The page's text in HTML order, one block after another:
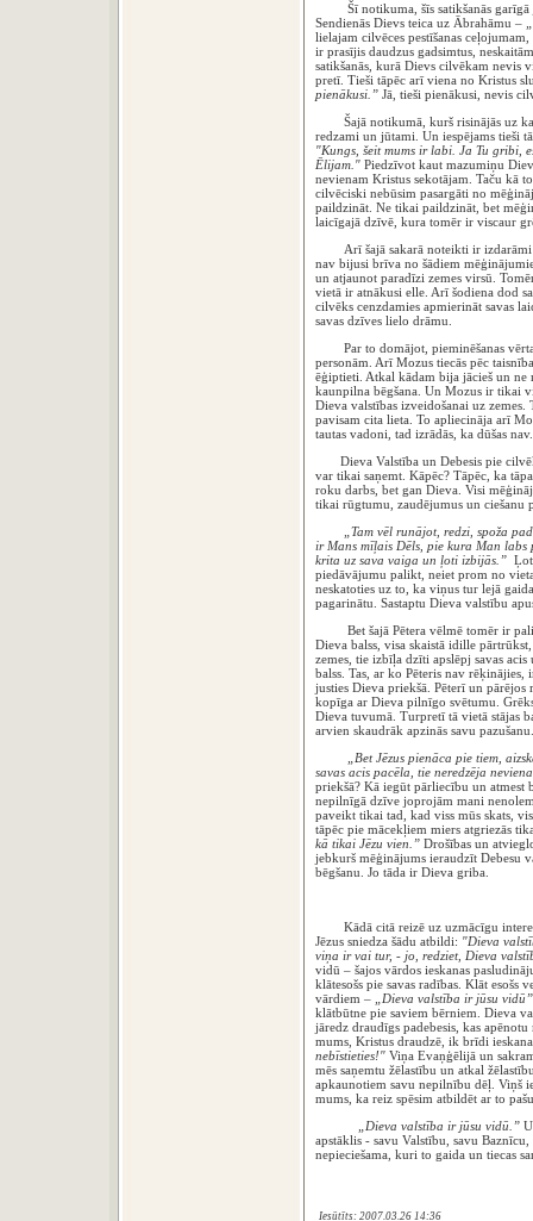
Šī notikuma, šīs satikšanās garīgā
Sendienās Dievs teica uz Ābrahāmu –
lielajam cilvēces pestīšanas
ir prasījis daudzus gadsimtus,
satikšanās, kurā Dievs cilvēkam nevis
pretī. Tieši tāpēc arī viena no Kristus
pienākusi.” Jā, tieši pienākusi, nevis
Šajā notikumā, kurš risinājās uz
redzami un jūtami. Un iespējams tieši
"Kungs, šeit mums ir labi. Ja Tu gribi,
Ēlijam." Piedzīvot kaut mazumiņu
nevienam Kristus sekotājam. Taču kā
cilvēciski nebūsim pasargāti no
paildzināt. Ne tikai paildzināt, bet
laicīgajā dzīvē, kura tomēr ir viscaur
Arī šajā sakarā noteikti ir izdarāmi
nav bijusi brīva no šādiem
un atjaunot paradīzi zemes virsū.
vietā ir atnākusi elle. Arī šodiena dod
cilvēks cenzdamies apmierināt savas
savas dzīves lielo drāmu.
Par to domājot, pieminēšanas vērta
personām. Arī Mozus tiecās pēc
ēģiptieti. Atkal kādam bija jācieš un
kaunpilna bēgšana. Un Mozus ir tikai
Dieva valstības izveidošanai uz
pavisam cita lieta. To apliecināja arī
tautas vadoni, tad izrādās, ka dūšas
Dieva Valstība un Debesis pie
var tikai saņemt. Kāpēc? Tāpēc, ka
roku darbs, bet gan Dieva. Visi
tikai rūgtumu, zaudējumus un ciešanu
„Tam vēl runājot, redzi, spoža
ir Mans mīļais Dēls, pie kura Man
krita uz sava vaiga un ļoti izbijās.”
piedāvājumu palikt, neiet prom no
neskatoties uz to, ka viņus tur lejā
pagarinātu. Sastaptu Dieva valstību
Bet šajā Pētera vēlmē tomēr ir
Dieva balss, visa skaistā idille
zemes, tie izbīļa dzīti apslēpj savas
balss. Tas, ar ko Pēteris nav
justies Dieva priekšā. Pēterī un
kopīga ar Dieva pilnīgo svētumu.
Dieva tuvumā. Turpretī tā vietā stājas
arvien skaudrāk apzinās savu
„Bet Jēzus pienāca pie tiem,
savas acis pacēla, tie neredzēja
priekšā? Kā iegūt pārliecību un atmest
nepilnīgā dzīve joprojām mani
paveikt tikai tad, kad viss mūs skats,
tāpēc pie mācekļiem miers atgriezās
kā tikai Jēzu vien.” Drošības un
jebkurš mēģinājums ieraudzīt Debesu
bēgšanu. Jo tāda ir Dieva griba.
Kādā citā reizē uz uzmācīgu
Jēzus sniedza šādu atbildi: "Dieva
viņa ir vai tur, - jo, redziet, Dieva
vidū – šajos vārdos ieskanas
klātesošs pie savas radības. Klāt
vārdiem –
„Dieva valstība ir jūsu
klātbūtne pie saviem bērniem. Dieva
jāredz draudīgs padebesis, kas
mums, Kristus draudzē, ik brīdi
nebīstieties!" Viņa Evaņģēlijā un
mēs saņemtu žēlastību un atkal
apkaunotiem savu nepilnību dēļ. Viņš
mums, ka reiz spēsim atbildēt ar to
„Dieva valstība ir jūsu vidū.”
apstāklis - savu Valstību, savu
nepieciešama, kuri to gaida un tiecas
Iesūtīts: 2007.03.26 14:36